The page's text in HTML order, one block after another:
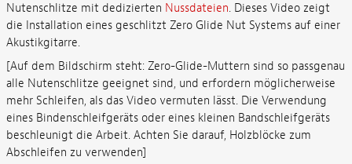
Nutenschlitze mit dedizierten Nussdateien. Dieses Video zeigt
die Installation eines geschlitzt Zero Glide Nut Systems auf einer
Akustikgitarre.
[Auf dem Bildschirm steht: Zero-Glide-Muttern sind so passgenau
alle Nutenschlitze geeignet sind, und erfordern möglicherweise
mehr Schleifen, als das Video vermuten lässt. Die Verwendung
eines Bindenschleifgeräts oder eines kleinen Bandschleifgeräts
beschleunigt die Arbeit. Achten Sie darauf, Holzblöcke zum
Abschleifen zu verwenden]